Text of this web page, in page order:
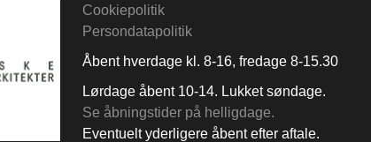
Cookiepolitik
Persondatapolitik
Åbent hverdage kl. 8-16, fredage 8-15.30
Lørdage åbent 10-14. Lukket søndage.
Se åbningstider på helligdage.
Eventuelt yderligere åbent efter aftale.